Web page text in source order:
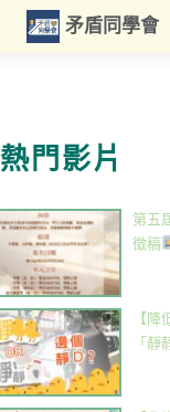
矛盾同學會
熱門影片
第五
徵稿
【降
「靜